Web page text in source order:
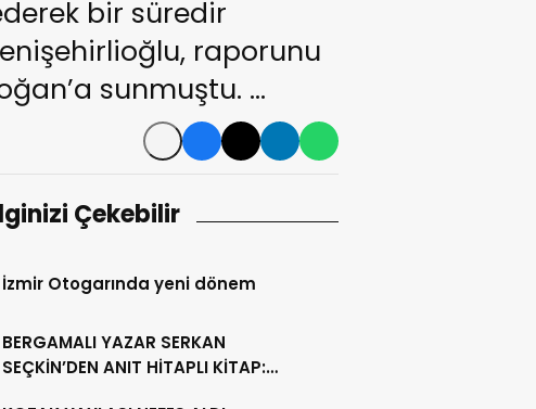
bir süredir
raporunu
sunmuştu. …
Çekebilir
İzmir Otogarında yeni dönem
BERGAMALI YAZAR SERKAN
SEÇKİN’DEN ANIT HİTAPLI KİTAP: